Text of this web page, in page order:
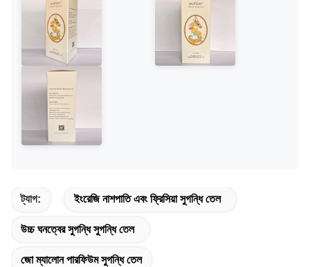
ট্যাগ: ইংরেজি নাশপাতি এবং ফ্রিসিয়া সুগন্ধি তেল
উচ্চ ঘনত্বের সুগন্ধি সুগন্ধি তেল
জো ম্যালোন পারফিউম সুগন্ধি তেল